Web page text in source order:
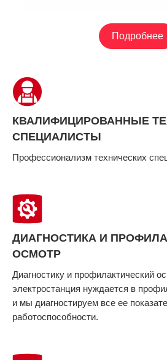
Подробнее
КВАЛИФИЦИРОВАННЫЕ
СПЕЦИАЛИСТЫ
Профессионализм технических
ДИАГНОСТИКА И
ОСМОТР
Диагностику и профилактический
электростанция нуждается в
и мы диагностируем все ее
работоспособности.